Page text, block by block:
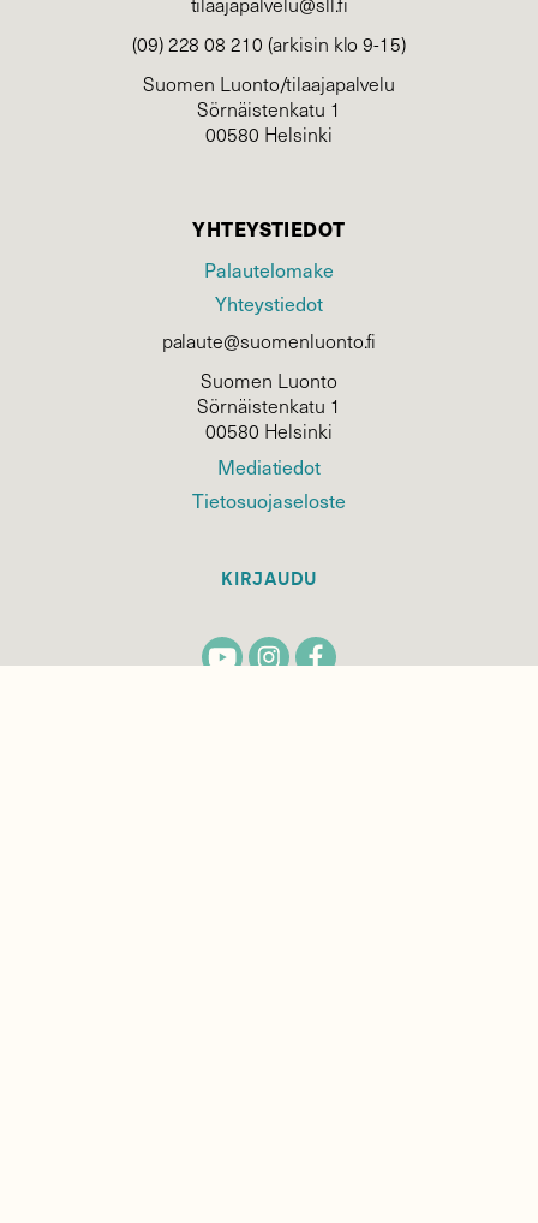
(09) 228 08 210 (arkisin klo 9-15)
Suomen Luonto/tilaajapalvelu
Sörnäistenkatu 1
00580 Helsinki
YHTEYSTIEDOT
Palautelomake
Yhteystiedot
palaute@suomenluonto.fi
Suomen Luonto
Sörnäistenkatu 1
00580 Helsinki
Mediatiedot
Tietosuojaseloste
KIRJAUDU